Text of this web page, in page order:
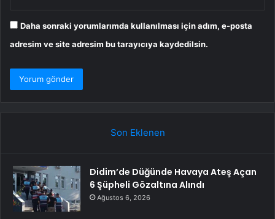
Daha sonraki yorumlarımda kullanılması için adım, e-posta
adresim ve site adresim bu tarayıcıya kaydedilsin.
Son Eklenen
Didim’de Düğünde Havaya Ateş Açan
6 Şüpheli Gözaltına Alındı
Ağustos 6, 2026